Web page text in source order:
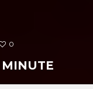
0
MINUTE